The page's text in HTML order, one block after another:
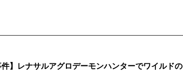
】レナサルアグロデーモンハンターでワイルドの